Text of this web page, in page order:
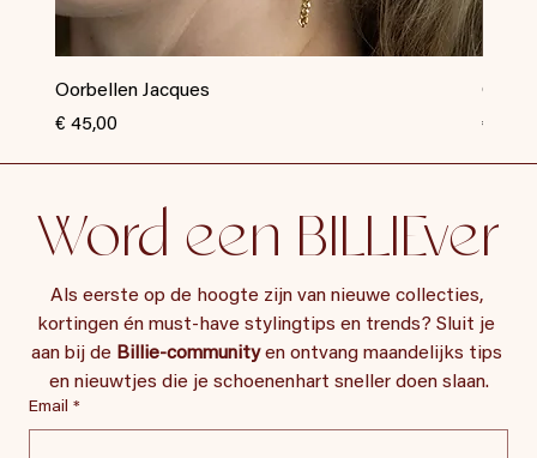
Oorbellen Jacques
Prijs
€ 45,00
Prijs
€
Word een BILLIEver
Als eerste op de hoogte zijn van nieuwe collecties,
kortingen én must-have stylingtips en trends? Sluit je
aan bij de Billie-community en ontvang maandelijks tips
en nieuwtjes die je schoenenhart sneller doen slaan.
Email *